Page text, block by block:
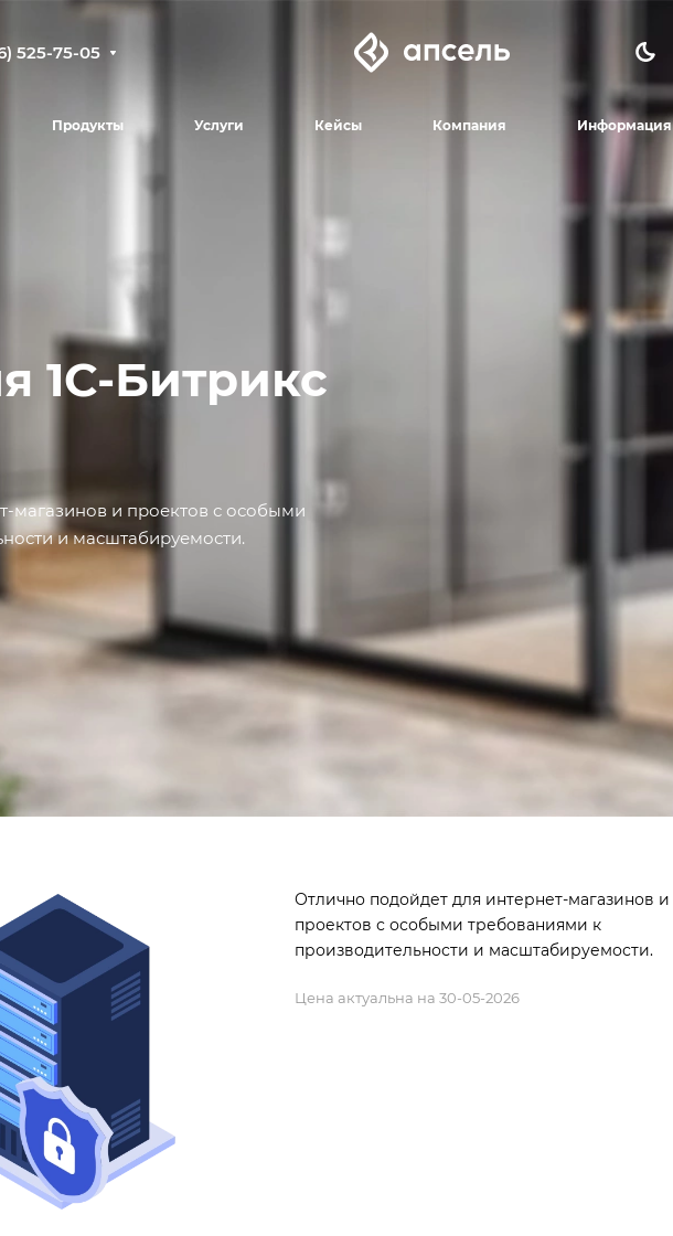
525-75-05
Продукты Услуги Кейсы Компания Информация
1С-Битрикс
магазинов и проектов с особыми
и масштабируемости.
Отлично подойдет для интернет-магазинов и
проектов с особыми требованиями к
производительности и масштабируемости.
Цена актуальна на 30-05-2026